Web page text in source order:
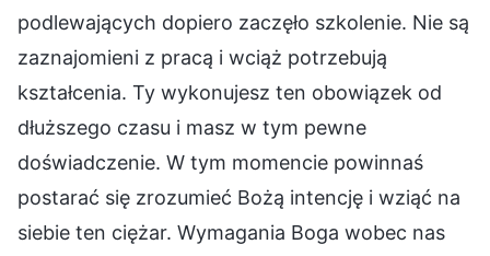
podlewających dopiero zaczęło szkolenie. Nie są
zaznajomieni z pracą i wciąż potrzebują
kształcenia. Ty wykonujesz ten obowiązek od
dłuższego czasu i masz w tym pewne
doświadczenie. W tym momencie powinnaś
postarać się zrozumieć Bożą intencję i wziąć na
siebie ten ciężar. Wymagania Boga wobec nas